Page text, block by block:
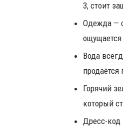
3, стоит
Одежда —
ощущается
Вода
продаётся
Горячий
который
Дресс-код